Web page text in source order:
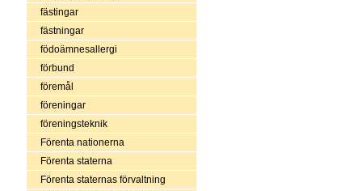
fästingar
fästningar
födoämnesallergi
förbund
föremål
föreningar
föreningsteknik
Förenta nationerna
Förenta staterna
Förenta staternas förvaltning